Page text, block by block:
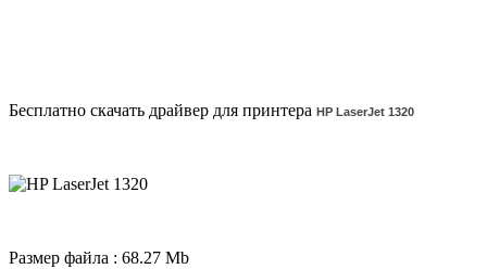
Бесплатно скачать драйвер для принтера HP LaserJet 1320
Размер файла : 68.27 Mb